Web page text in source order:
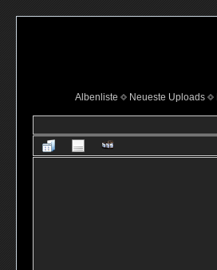
Albenliste
Neueste Uploads